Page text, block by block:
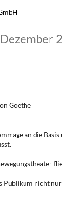
Goethe
an die
Publikum nicht